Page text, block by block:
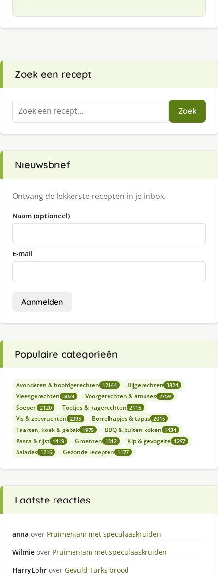
Zoek een recept
Zoeken
naar:
Zoek
Nieuwsbrief
Ontvang de lekkerste recepten in je inbox.
Naam (optioneel)
E-mail
Aanmelden
Populaire categorieën
Avondeten & hoofdgerechten 12144 Bijgerechten 3824
Vleesgerechten 3024 Voorgerechten & amuses 2759
Soepen 2120 Toetjes & nagerechten 2115
Vis & zeevruchten 2095 Borrelhapjes & tapas 2015
Taarten, koek & gebak 1975 BBQ & buiten koken 1434
Pasta & rijst 1419 Groenten 1312 Kip & gevogelte 1297
Salades 1216 Gezonde recepten 1177
Laatste reacties
anna over Pruimenjam met speculaaskruiden
Wilmie over Pruimenjam met speculaaskruiden
HarryLohr over Gevuld Turks brood